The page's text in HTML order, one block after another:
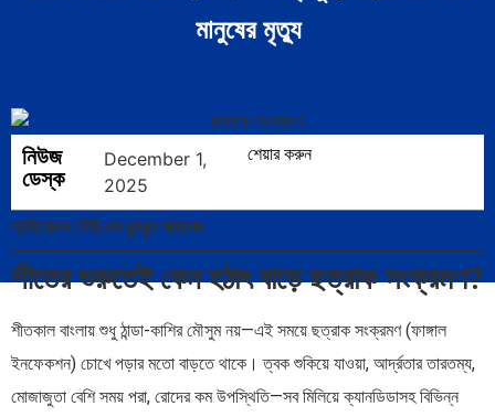
মানুষের মৃত্যু
নিউজ
ডেস্ক
December 1,
2025
শেয়ার করুন
প্রতিবেদক: বিডিএস বুলবুল আহমেদ
শীতের শুরুতেই কেন হঠাৎ বাড়ে ছত্রাক সংক্রমণ?
শীতকাল বাংলায় শুধু ঠান্ডা-কাশির মৌসুম নয়—এই সময়ে ছত্রাক সংক্রমণ (ফাঙ্গাল
ইনফেকশন) চোখে পড়ার মতো বাড়তে থাকে। ত্বক শুকিয়ে যাওয়া, আর্দ্রতার তারতম্য,
মোজাজুতা বেশি সময় পরা, রোদের কম উপস্থিতি—সব মিলিয়ে ক্যানডিডাসহ বিভিন্ন